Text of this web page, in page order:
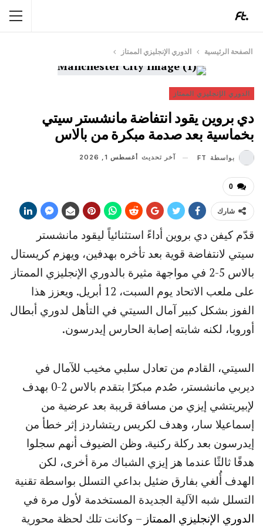
الصفحة الرئيسية الدوري الإنجليزي الممتاز
الدوري الإنجليزي الممتاز
دي بروين يقود انتفاضة مانشستر سيتي
بخماسية بعد صدمة مبكرة من بالاس
بواسطة FT آخر تحديث أغسطس 1, 2026
0
شارك
قدّم كيفن دي بروين أداءً استثنائياً ليقود مانشستر
سيتي لانتفاضة قوية بعد تأخره بهدفين، ويهزم كريستال
بالاس 5-2 في مواجهة مثيرة بالدوري الإنجليزي الممتاز
على ملعب الاتحاد يوم السبت، 12 أبريل. ويعزز هذا
الفوز بشكل كبير آمال السيتي في التأهل لدوري أبطال
أوروبا، لكنه شابته إصابة الحارس إيدرسون.
السيتي، القادم من تعادل سلبي مخيب للآمال في
ديربي مانشستر، صُدم مبكرًا بتقدم بالاس 2-0 بهدف
لإبيريتشي إيزي من مسافة قريبة بعد عرضية من
إسماعيلا سار، وهدف لكريس ريتشاردز إثر خطأ من
إيدرسون بعد ركلة ركنية. وظن الضيوف أنهم سجلوا
هدفًا ثالثًا عندما هز إيزي الشباك مرة أخرى، لكن
الهدف أُلغي بفارق ضئيل بداعي التسلل بواسطة تقنية
التسلل شبه الآلية الجديدة المستخدمة لأول مرة في
الدوري الإنجليزي الممتاز – وكانت تلك لحظة محورية